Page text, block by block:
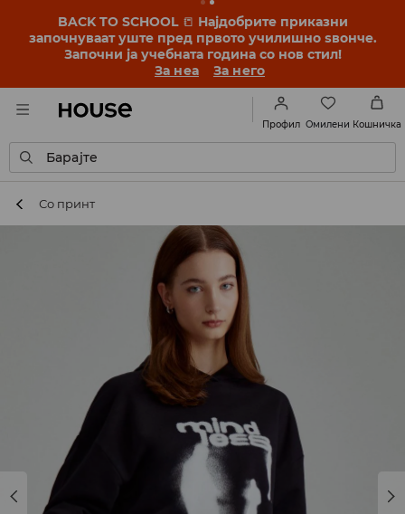
BACK TO SCHOOL 📒 Најдобрите приказни
започнуваат уште пред првото училишно ѕвонче.
Започни ја учебната година со нов стил!
За неа
За него
Профил Омилени Кошничка
Барајте
Со принт